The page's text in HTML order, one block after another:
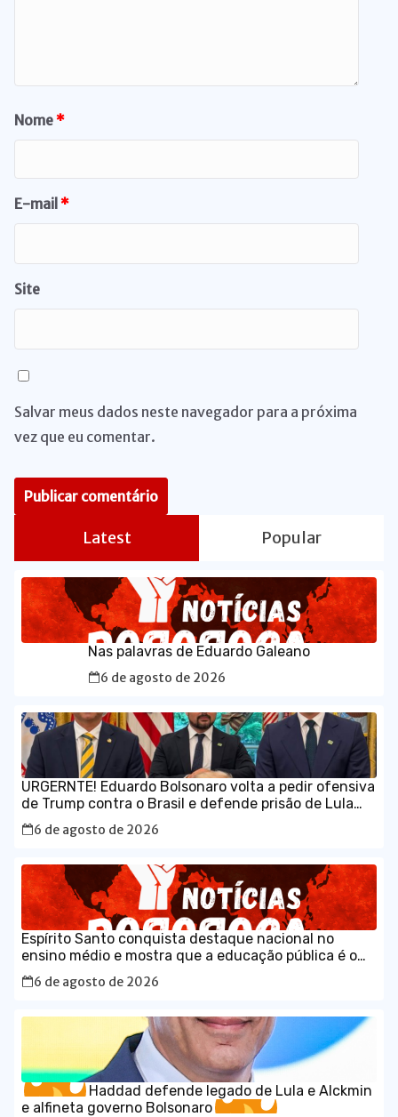
Nome*
E-mail*
Site
Salvar meus dados neste navegador para a próxima
vez que eu comentar.
Latest Popular
Nas palavras de Eduardo Galeano
6 de agosto de 2026
URGERNTE! Eduardo Bolsonaro volta a pedir ofensiva
de Trump contra o Brasil e defende prisão de Lula
em vídeo em inglês
6 de agosto de 2026
Espírito Santo conquista destaque nacional no
ensino médio e mostra que a educação pública é o
caminho para o desenvolvimento do Brasil
6 de agosto de 2026
Haddad defende legado de Lula e Alckmin
e alfineta governo Bolsonaro